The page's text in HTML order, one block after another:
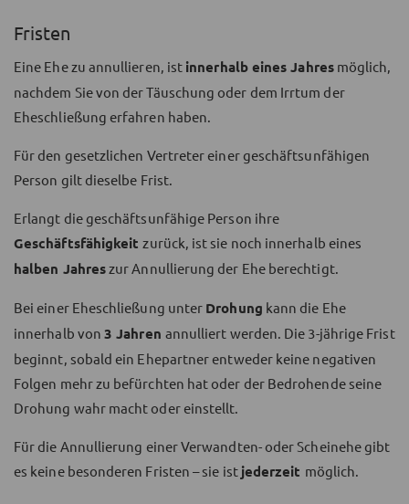
Fristen
Eine Ehe zu annullieren, ist innerhalb eines Jahresmöglich,
nachdem Sie von der Täuschung oder dem Irrtum der
Eheschließung erfahren haben.
Für den gesetzlichen Vertreter einer geschäftsunfähigen
Person gilt dieselbe Frist.
Erlangt die geschäftsunfähige Person ihre
Geschäftsfähigkeitzurück, ist sie noch innerhalb eines
halben Jahreszur Annullierung der Ehe berechtigt.
Bei einer Eheschließung unter Drohung kann die Ehe
innerhalb von3 Jahren annulliert werden. Die 3-jährige Frist
beginnt, sobald ein Ehepartner entweder keine negativen
Folgen mehr zu befürchten hat oder der Bedrohende seine
Drohung wahr macht oder einstellt.
Für die Annullierung einer Verwandten- oder Scheinehe gibt
es keine besonderen Fristen – sie ist jederzeit möglich.